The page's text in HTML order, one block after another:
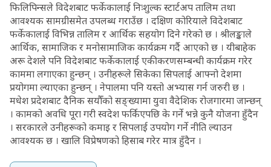
फिलिपिन्सले विदेशबाट फर्केकालाई निःशुल्क स्टार्टअप तालिम तथा
आवश्यक सामग्रीसमेत उपलब्ध गराउँछ । दक्षिण कोरियाले विदेशबाट
फर्केकालाई विभिन्न तालिम र आर्थिक सहयोग दिने गरेको छ । श्रीलङ्काले
आर्थिक, सामाजिक र मनोसामाजिक कार्यक्रम गर्दै आएको छ । यीबाहेक
अरू देशले पनि विदेशबाट फर्केकालाई एकीकरणसम्बन्धी कार्यक्रम गरेर
काममा लगाएका हुन्छन् । उनीहरूले सिकेका सिपलाई आफ्नो देशमा
प्रयोगमा ल्याएका हुन्छन् । नेपालमा पनि यस्तो अभ्यास गर्न जरुरी छ ।
मधेश प्रदेशबाट दैनिक सयौँको सङ्ख्यामा युवा वैदेशिक रोजगारमा जान्छन्
। कामको अवधि पूरा गरी स्वदेश फर्किएपछि के गर्ने भन्ने कुनै योजना हुँदैन
। सरकारले उनीहरूको कमाइ र सिपलाई उपयोग गर्ने नीति ल्याउन
आवश्यक छ । खालि विप्रेषणको हिसाब गरेर मात्र हुँदैन ।